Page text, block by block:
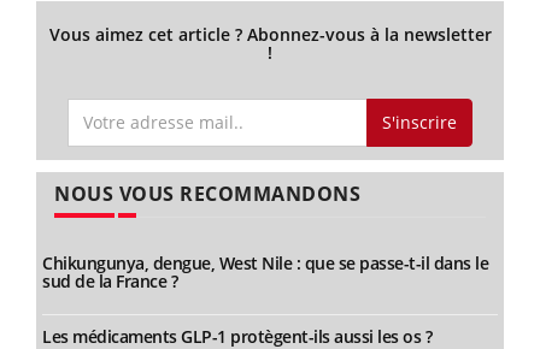
Vous aimez cet article ? Abonnez-vous à la newsletter
!
S'inscrire
NOUS VOUS RECOMMANDONS
Chikungunya, dengue, West Nile : que se passe-t-il dans le
sud de la France ?
Les médicaments GLP-1 protègent-ils aussi les os ?